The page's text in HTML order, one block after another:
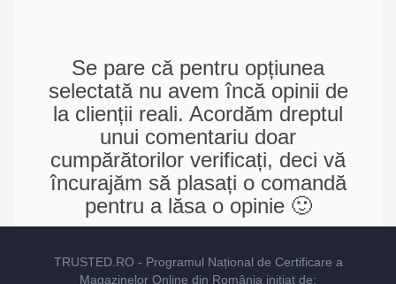
Se pare că pentru opțiunea
selectată nu avem încă opinii de
la clienții reali. Acordăm dreptul
unui comentariu doar
cumpărătorilor verificați, deci vă
încurajăm să plasați o comandă
pentru a lăsa o opinie 🙂
TRUSTED.RO - Programul Național de Certificare a
Magazinelor Online din România inițiat de: